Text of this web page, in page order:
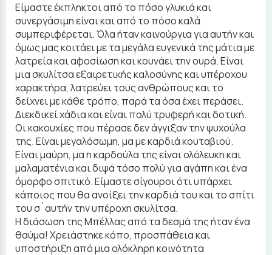
Είμαστε έκπληκτοι από το πόσο γλυκιά και
συνεργάσιμη είναι και από το πόσο καλά
συμπεριφέρεται. Όλα ήταν καινούργια για αυτήν και
όμως μας κοιτάει με τα μεγάλα ευγενικά της μάτια με
λατρεία και αφοσίωση και κουνάει την ουρά. Είναι
μια σκυλίτσα εξαιρετικής καλοσύνης και υπέροχου
χαρακτήρα, λατρεύει τους ανθρώπους και το
δείχνει με κάθε τρόπο, παρά τα όσα έχει περάσει.
Διεκδικεί χάδια και είναι πολύ τρυφερή και δοτική.
Οι κακουχίες που πέρασε δεν άγγιξαν την ψυχούλα
της. Είναι μεγαλόσωμη, μα με καρδιά κουταβιού.
Είναι μαύρη, μα η καρδούλα της είναι ολόλευκη και
μαλαματένια και διψά τόσο πολύ για αγάπη και ένα
όμορφο σπιτικό. Είμαστε σίγουροι ότι υπάρχει
κάποιος που θα ανοίξει την καρδιά του και το σπίτι
του σ´αυτήν την υπέροχη σκυλίτσα.
Η διάσωση της Μπέλλας από τα δεσμά της ήταν ένα
θαύμα! Χρειάστηκε κόπο, προσπάθεια και
υποστήριξη από μια ολόκληρη κοινότητα